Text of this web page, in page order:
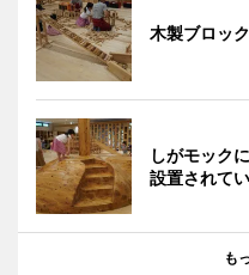
木製ブロッ
しがモック
設置されて
も